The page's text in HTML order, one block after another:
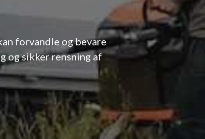
forvandle og bevare
og sikker rensning af